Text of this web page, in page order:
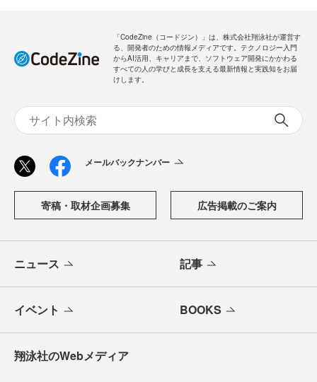
「CodeZine（コードジン）」は、株式会社翔泳社が運営す
る、開発者のための情報メディアです。テクノロジー入門
からAI活用、キャリアまで、ソフトウェア開発にかかわる
すべての人の学びと成長を支える最新情報と実践知をお届
けします。
メールバックナンバー
寄稿・取材企画募集 広告掲載のご案内
ニュース 記事
イベント BOOKS
翔泳社のWebメディア